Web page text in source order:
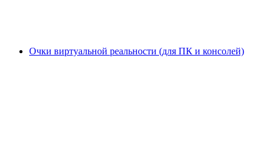
Очки виртуальной реальности (для ПК и консолей)